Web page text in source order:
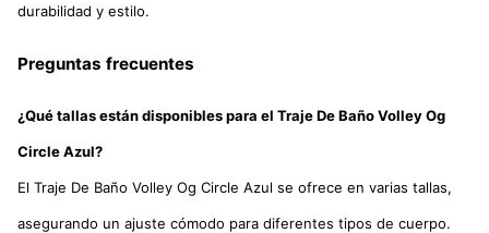
durabilidad y estilo.
Preguntas frecuentes
¿Qué tallas están disponibles para el Traje De Baño Volley Og
Circle Azul?
El Traje De Baño Volley Og Circle Azul se ofrece en varias tallas,
asegurando un ajuste cómodo para diferentes tipos de cuerpo.